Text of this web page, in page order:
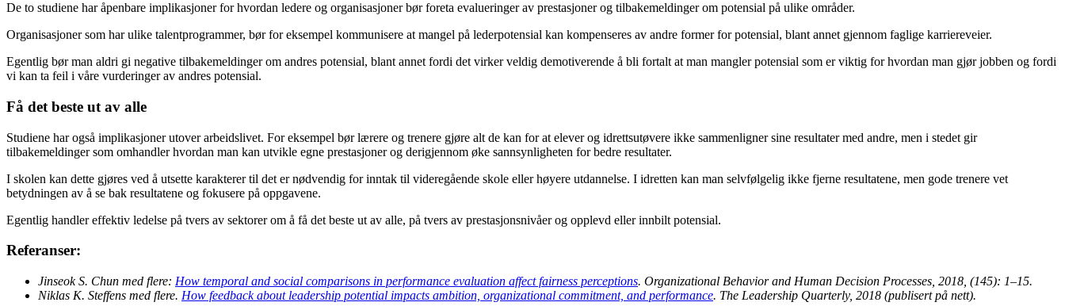
De to studiene har åpenbare implikasjoner for hvordan ledere og organisasjoner bør foreta evalueringer av prestasjoner og tilbakemeldinger om potensial på ulike områder.
Organisasjoner som har ulike talentprogrammer, bør for eksempel kommunisere at mangel på lederpotensial kan kompenseres av andre former for potensial, blant annet gjennom faglige karriereveier.
Egentlig bør man aldri gi negative tilbakemeldinger om andres potensial, blant annet fordi det virker veldig demotiverende å bli fortalt at man mangler potensial som er viktig for hvordan man gjør jobben og fordi
vi kan ta feil i våre vurderinger av andres potensial.
Få det beste ut av alle
Studiene har også implikasjoner utover arbeidslivet. For eksempel bør lærere og trenere gjøre alt de kan for at elever og idrettsutøvere ikke sammenligner sine resultater med andre, men i stedet gir
tilbakemeldinger som omhandler hvordan man kan utvikle egne prestasjoner og derigjennom øke sannsynligheten for bedre resultater.
I skolen kan dette gjøres ved å utsette karakterer til det er nødvendig for inntak til videregående skole eller høyere utdannelse. I idretten kan man selvfølgelig ikke fjerne resultatene, men gode trenere vet
betydningen av å se bak resultatene og fokusere på oppgavene.
Egentlig handler effektiv ledelse på tvers av sektorer om å få det beste ut av alle, på tvers av prestasjonsnivåer og opplevd eller innbilt potensial.
Referanser:
Jinseok S. Chun med flere: How temporal and social comparisons in performance evaluation affect fairness perceptions. Organizational Behavior and Human Decision Processes, 2018, (145): 1–15.
Niklas K. Steffens med flere. How feedback about leadership potential impacts ambition, organizational commitment, and performance. The Leadership Quarterly, 2018 (publisert på nett).